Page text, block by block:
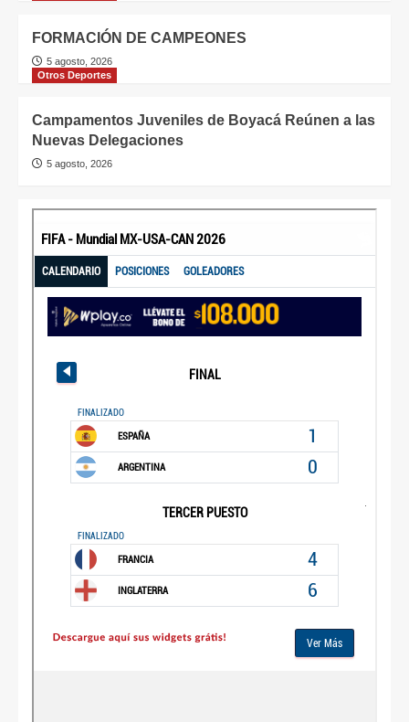
FORMACIÓN DE CAMPEONES
5 agosto, 2026
Otros Deportes
Campamentos Juveniles de Boyacá Reúnen a las
Nuevas Delegaciones
5 agosto, 2026